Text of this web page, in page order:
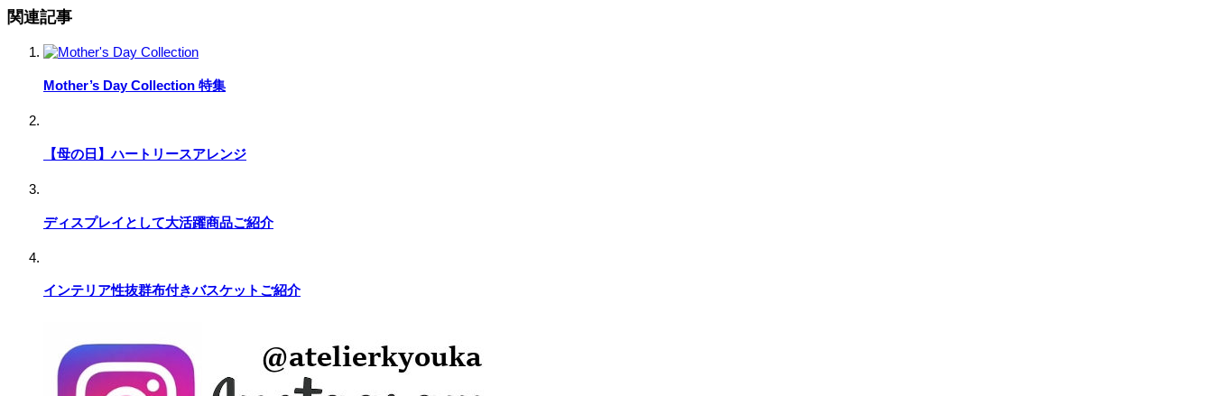
関連記事
Mother’s Day Collection 特集
【母の日】ハートリースアレンジ
ディスプレイとして大活躍商品ご紹介
インテリア性抜群布付きバスケットご紹介